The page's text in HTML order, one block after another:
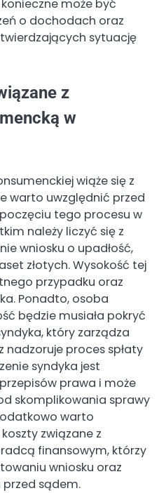
może być
o dochodach oraz
sytuację
z
w
wiąże się z
warto uwzględnić przed
tego procesu w
należy liczyć się z
wniosku o upadłość,
złotych. Wysokość tej
przypadku oraz
Ponadto, osoba
będzie musiała pokryć
który zarządza
nadzoruje proces spłaty
syndyka jest
prawa i może
skomplikowania sprawy
warto
związane z
finansowym, którzy
wniosku oraz
przed sądem.